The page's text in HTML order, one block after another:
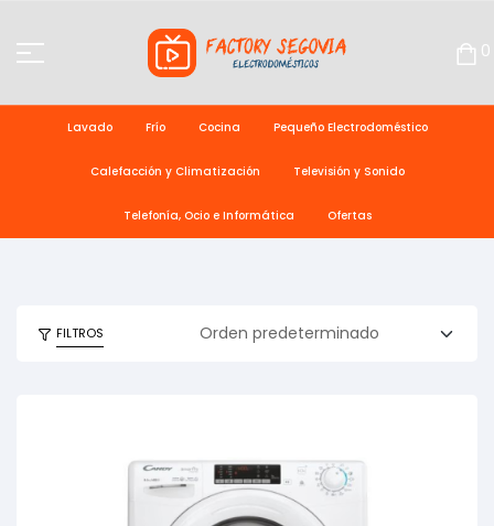
0
Lavado Frío Cocina Pequeño Electrodoméstico
Calefacción y Climatización Televisión y Sonido
Telefonía, Ocio e Informática Ofertas
FILTROS